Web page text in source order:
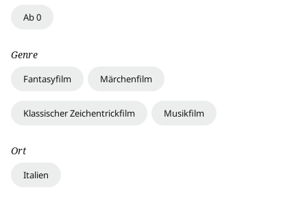
Ab 0
Genre
Fantasyfilm Märchenfilm
Klassischer Zeichentrickfilm Musikfilm
Ort
Italien